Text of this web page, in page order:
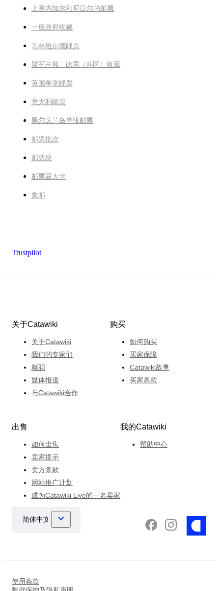
上塞内加尔和尼日尔的邮票
一般政府收藏
马林维尔德邮票
盟军占领 - 德国（苏区）收藏
英国单张邮票
意大利邮票
黑尔戈兰岛单张邮票
邮票批次
邮票块
邮票最大卡
集邮
Trustpilot
关于Catawiki
关于Catawiki
我们的专家们
就职
媒体报道
与Catawiki合作
购买
如何购买
买家保障
Catawiki故事
买家条款
出售
如何出售
卖家提示
卖方条款
网站推广计划
成为Catawiki Live的一名卖家
我的Catawiki
帮助中心
使用条款